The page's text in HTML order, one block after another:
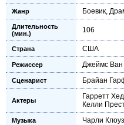
Жанр Боевик,
Длительность
(мин.)
106
Страна США
Режиссер Джеймс Ван
Сценарист Брайан
Актеры Гарретт
Келли
Музыка Чарли